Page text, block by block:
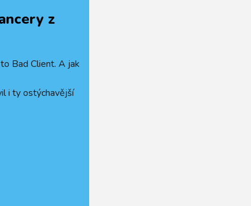
z
Bad Client. A jak
i ty ostýchavější